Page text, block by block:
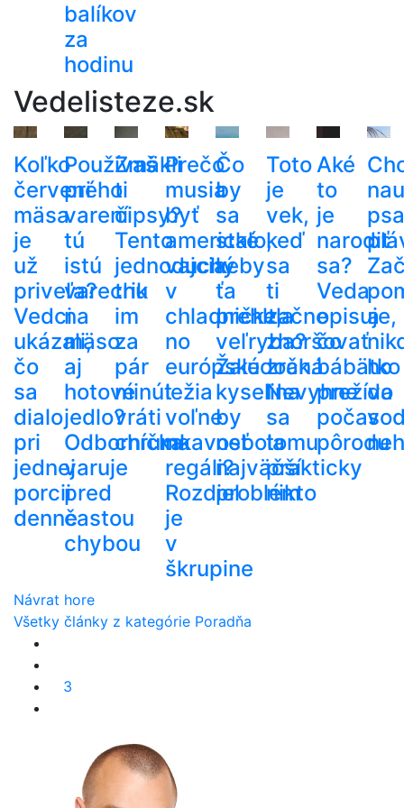
balíkov
za
hodinu
Vedelisteze.sk
Koľko
červeného
mäsa
je
už
priveľa?
Vedci
ukázali,
čo
sa
dialo
pri
jednej
porcii
denne
Používaš
pri
varení
tú
istú
varechu
na
mäso
aj
hotové
jedlo?
Odborníčka
varuje
pred
častou
chybou
Zmäkli
ti
čipsy?
Tento
jednoduchý
trik
im
za
pár
minút
vráti
chrumkavosť
Prečo
musia
byť
americké
vajcia
v
chladničke,
no
európske
ležia
voľne
na
regáli?
Rozdiel
je
v
škrupine
Čo
by
sa
stalo,
keby
ťa
prehltla
veľryba?
Žalúdočná
kyselina
by
nebola
najväčší
problém
Toto
je
vek,
keď
sa
ti
začne
zhoršovať
zrak.
Nevyhne
sa
tomu
prakticky
nikto
Aké
to
je
narodiť
sa?
Veda
opisuje,
čo
bábätko
prežíva
počas
pôrodu
psa
a
ho
do
Návrat hore
Všetky články z kategórie Poradňa
3